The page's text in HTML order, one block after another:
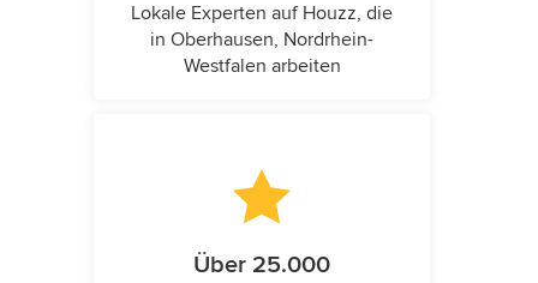
Lokale Experten auf Houzz, die
in Oberhausen, Nordrhein-
Westfalen arbeiten
Über 25.000